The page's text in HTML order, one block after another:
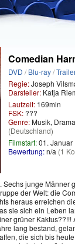
Comedian
DVD /Blu-ray/
Regie:Joseph
Darsteller: Katja
Laufzeit: 169min
FSK: ???
Genre:Musik,
(Deutschland)
Filmstart:01. Januar
Bewertung:n/a (1
Sechs junge Männer
der Welt: die
heraus erreichen
sie sich ein Leben
grüner Kaktus??!!!
lang bestand,
die sich bis